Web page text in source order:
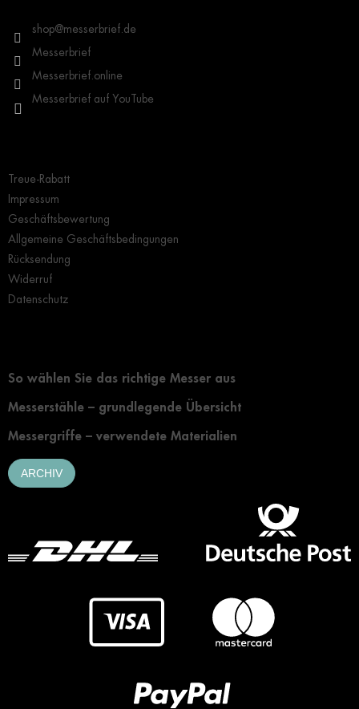
shop@messerbrief.de
Messerbrief
Messerbrief.online
Messerbrief auf YouTube
Treue-Rabatt
Impressum
Geschäftsbewertung
Allgemeine Geschäftsbedingungen
Rücksendung
Widerruf
Datenschutz
So wählen Sie das richtige Messer aus
Messerstähle – grundlegende Übersicht
Messergriffe – verwendete Materialien
ARCHIV